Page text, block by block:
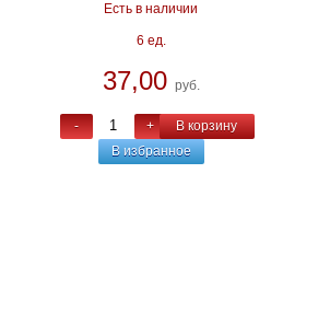
Есть в наличии
6 ед.
37,00 руб.
- +
В корзину
В избранное